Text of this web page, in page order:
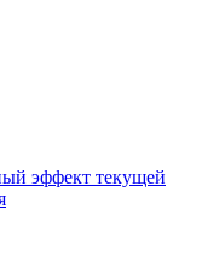
эффект текущей